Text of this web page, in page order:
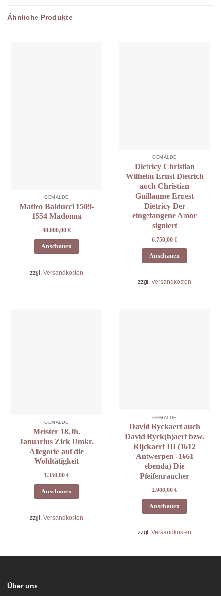
Ähnliche Produkte
GEMÄLDE
Matteo Balducci 1509-
1554 Madonna
48.000,00 €
Anschauen
zzgl. Versandkosten
GEMÄLDE
Dietricy Christian
Wilhelm Ernst Dietrich
auch Christian
Guillaume Ernest
Dietricy Der
eingefangene Amor
signiert
6.750,00 €
Anschauen
zzgl. Versandkosten
GEMÄLDE
Meister 18.Jh.
Januarius Zick Umkr.
Allegorie auf die
Wohltätigkeit
1.350,00 €
Anschauen
zzgl. Versandkosten
GEMÄLDE
David Ryckaert auch
David Ryck(h)aert bzw.
Rijckaert III (1612
Antwerpen -1661
ebenda) Die
Pfeifenraucher
2.900,00 €
Anschauen
zzgl. Versandkosten
Über uns